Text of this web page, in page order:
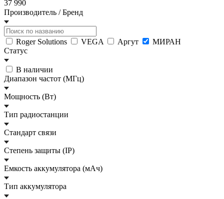
37 990
Производитель / Бренд
Roger Solutions VEGA Аргут
МИРАН
Статус
В наличии
Диапазон частот (МГц)
Мощность (Вт)
Тип радиостанции
Стандарт связи
Степень защиты (IP)
Емкость аккумулятора (мАч)
Тип аккумулятора